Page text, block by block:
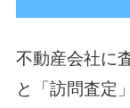
不動産会社に
と「訪問査定